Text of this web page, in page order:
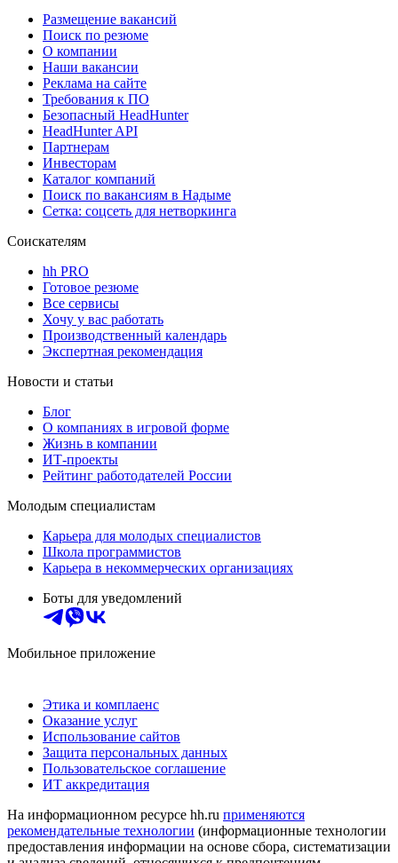
Размещение вакансий
Поиск по резюме
О компании
Наши вакансии
Реклама на сайте
Требования к ПО
Безопасный HeadHunter
HeadHunter API
Партнерам
Инвесторам
Каталог компаний
Поиск по вакансиям в Надыме
Сетка: соцсеть для нетворкинга
Соискателям
hh PRO
Готовое резюме
Все сервисы
Хочу у вас работать
Производственный календарь
Экспертная рекомендация
Новости и статьи
Блог
О компаниях в игровой форме
Жизнь в компании
ИТ-проекты
Рейтинг работодателей России
Молодым специалистам
Карьера для молодых специалистов
Школа программистов
Карьера в некоммерческих организациях
Боты для уведомлений
Мобильное приложение
Этика и комплаенс
Оказание услуг
Использование сайтов
Защита персональных данных
Пользовательское соглашение
ИТ аккредитация
На информационном ресурсе hh.ru применяются
рекомендательные технологии (информационные технологии
предоставления информации на основе сбора, систематизации